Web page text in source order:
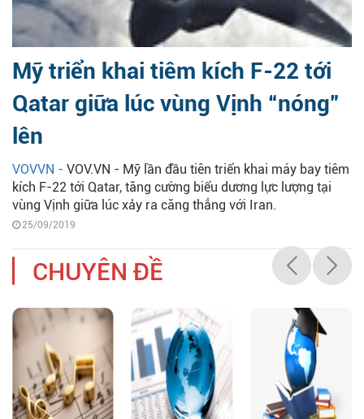
Mỹ triển khai tiêm kích F-22 tới
Qatar giữa lúc vùng Vịnh “nóng”
lên
VOVVN - VOV.VN - Mỹ lần đầu tiên triển khai máy bay tiêm
kích F-22 tới Qatar, tăng cường biểu dương lực lượng tại
vùng Vịnh giữa lúc xảy ra căng thẳng với Iran.
25/09/2019
CHUYÊN ĐỀ